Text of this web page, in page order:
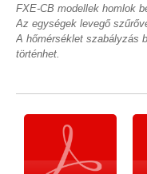
FXE-CB modellek homlok
Az egységek levegő
A hőmérséklet szabályzás
történhet.